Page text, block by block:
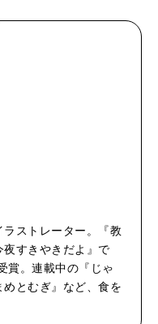
、夏のご褒美旅。」
間です。』
くれた 本当の歩き方。」
れる 新しい一流店へ。」
会いに。韓国」
MOOK
ストレーター。『教
すきやきだよ』で
賞。連載中の『じゃ
とむぎ』など、食を